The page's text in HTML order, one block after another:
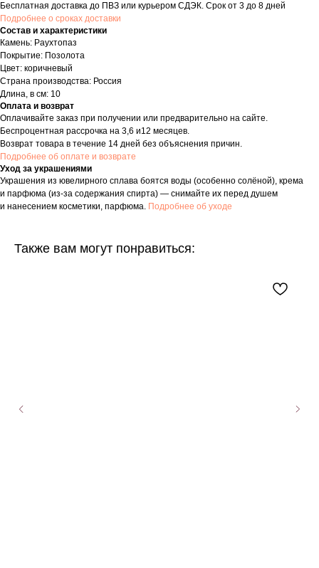
Бесплатная доставка до ПВЗ или курьером СДЭК. Срок от 3 до 8 дней
Подробнее о сроках доставки
Состав и характеристики
Камень: Раухтопаз
Покрытие: Позолота
Цвет: коричневый
Страна производства: Россия
Длина, в см: 10
Оплата и возврат
Оплачивайте заказ при получении или предварительно на сайте.
Беспроцентная рассрочка на 3,6 и12 месяцев.
Возврат товара в течение 14 дней без объяснения причин.
Подробнее об оплате и возврате
Уход за украшениями
Украшения из ювелирного сплава боятся воды (особенно солёной), крема
и парфюма (из-за содержания спирта) — снимайте их перед душем
и нанесением косметики, парфюма. Подробнее об уходе
Также вам могут понравиться: